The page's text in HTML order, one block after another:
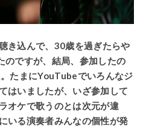
き込んで、30歳を過ぎたらや
のですが、結局、参加したの
たまにYouTubeでいろんなジ
はいましたが、いざ参加して
オケで歌うのとは次元が違
いる演奏者みんなの個性が発